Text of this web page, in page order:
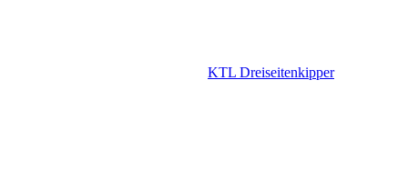
KTL Dreiseitenkipper